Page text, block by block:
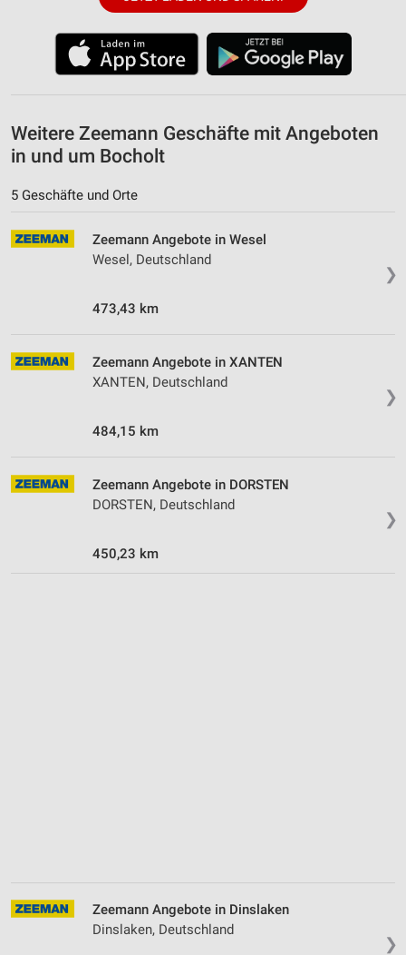
Weitere Zeemann Geschäfte mit Angeboten
in und um Bocholt
5 Geschäfte und Orte
❯
Zeemann Angebote in Wesel
Wesel, Deutschland
473,43 km
❯
Zeemann Angebote in XANTEN
XANTEN, Deutschland
484,15 km
❯
Zeemann Angebote in DORSTEN
DORSTEN, Deutschland
450,23 km
❯
Zeemann Angebote in Dinslaken
Dinslaken, Deutschland
Entwicklung und Verbesserung der Angebote
Verwendung reduzierter Daten zur Auswahl von
Inhalten
Geräte anhand von aktiv angeforderten
Nicht-IAB-Verarbeitungszwecke:
Notwendig
Performance